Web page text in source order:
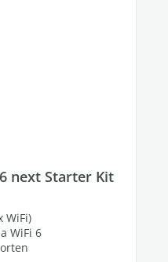
next Starter Kit
WiFi)
WiFi 6